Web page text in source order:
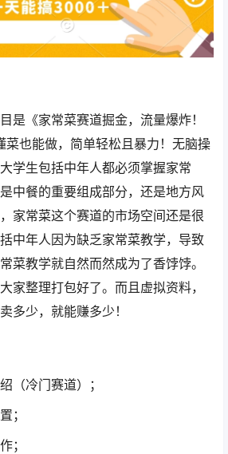
是《家常菜赛道掘金，流量爆炸！
也能做，简单轻松且暴力！‌无脑操
学生包括中年人都必须掌握家常
中餐的重要组成部分，还是地方风
家常菜这个赛道的市场空间还是很
中年人因为缺乏家常菜教学，导致
菜教学就自然而然成为了香饽饽。
家整理打包好了。而且虚拟资料，
多少，就能赚多少！
（冷门赛道）；
；
；